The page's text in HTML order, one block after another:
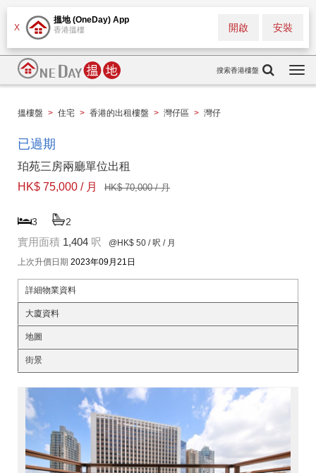
X
搵地 (OneDay) App
香港搵樓 安裝
開啟
搜索香港樓盤
搵樓盤 > 住宅 > 香港的出租樓盤 > 灣仔區 > 灣仔
已過期
珀苑三房兩廳單位出租
HK$ 75,000 / 月
HK$ 70,000 / 月
3 2
實用面積 1,404 呎 @HK$ 50 / 呎 / 月
上次升價日期 2023年09月21日
詳細物業資料
大廈資料
地圖
街景